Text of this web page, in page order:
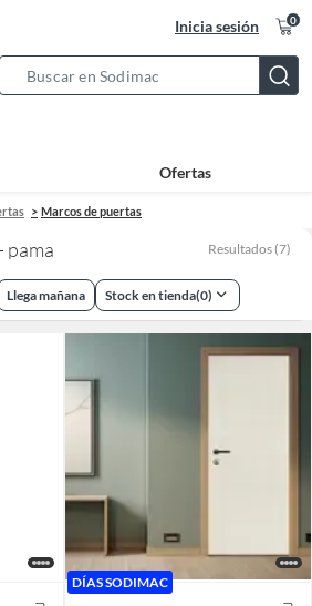
Inicia sesión 0
Bar
Ofertas
Marcos de puertas
pama Resultados (7)
Llega mañana Stock en tienda(0)
DÍAS SODIMAC